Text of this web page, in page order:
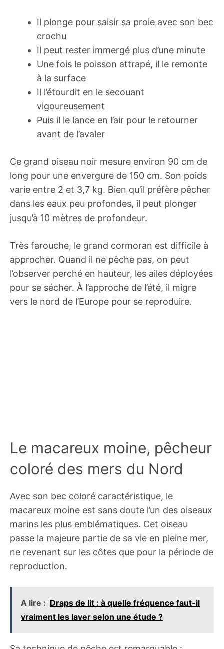
Il plonge pour saisir sa proie avec son bec
crochu
Il peut rester immergé plus d’une minute
Une fois le poisson attrapé, il le remonte
à la surface
Il l’étourdit en le secouant
vigoureusement
Puis il le lance en l’air pour le retourner
avant de l’avaler
Ce grand oiseau noir mesure environ 90 cm de
long pour une envergure de 150 cm. Son poids
varie entre 2 et 3,7 kg. Bien qu’il préfère pêcher
dans les eaux peu profondes, il peut plonger
jusqu’à 10 mètres de profondeur.
Très farouche, le grand cormoran est difficile à
approcher. Quand il ne pêche pas, on peut
l’observer perché en hauteur, les ailes déployées
pour se sécher. À l’approche de l’été, il migre
vers le nord de l’Europe pour se reproduire.
Le macareux moine, pêcheur
coloré des mers du Nord
Avec son bec coloré caractéristique, le
macareux moine est sans doute l’un des oiseaux
marins les plus emblématiques. Cet oiseau
passe la majeure partie de sa vie en pleine mer,
ne revenant sur les côtes que pour la période de
reproduction.
A lire : Draps de lit : à quelle fréquence faut-il
vraiment les laver selon une étude ?